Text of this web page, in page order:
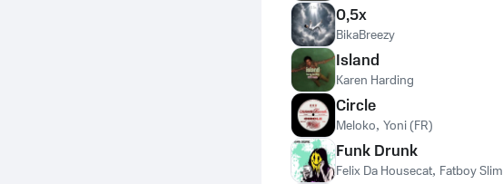
0,5х
BikaBreezy
Island
Karen Harding
Circle
Meloko, Yoni (FR)
Funk Drunk
Felix Da Housecat, Fatboy Slim